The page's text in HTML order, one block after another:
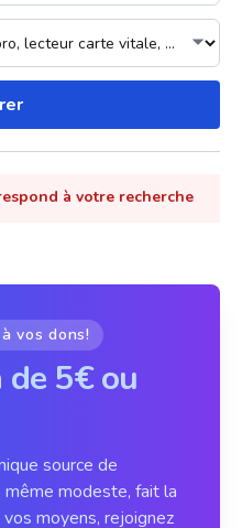
à votre recherche
vos dons!
de 5€ ou
source de
même modeste, fait la
moyens, rejoignez